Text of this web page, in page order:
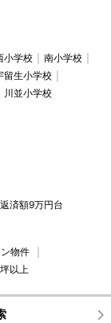
小学校
南小学校
留生小学校
川並小学校
返済額9万円台
物件
以上